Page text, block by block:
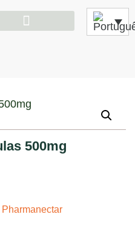
500mg
Pharmanectar